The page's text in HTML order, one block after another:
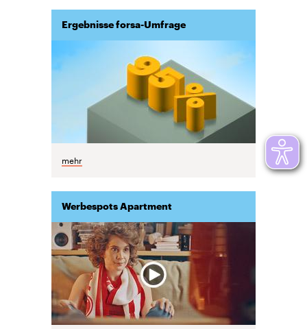
Ergebnisse forsa-Umfrage
mehr
Werbespots Apartment